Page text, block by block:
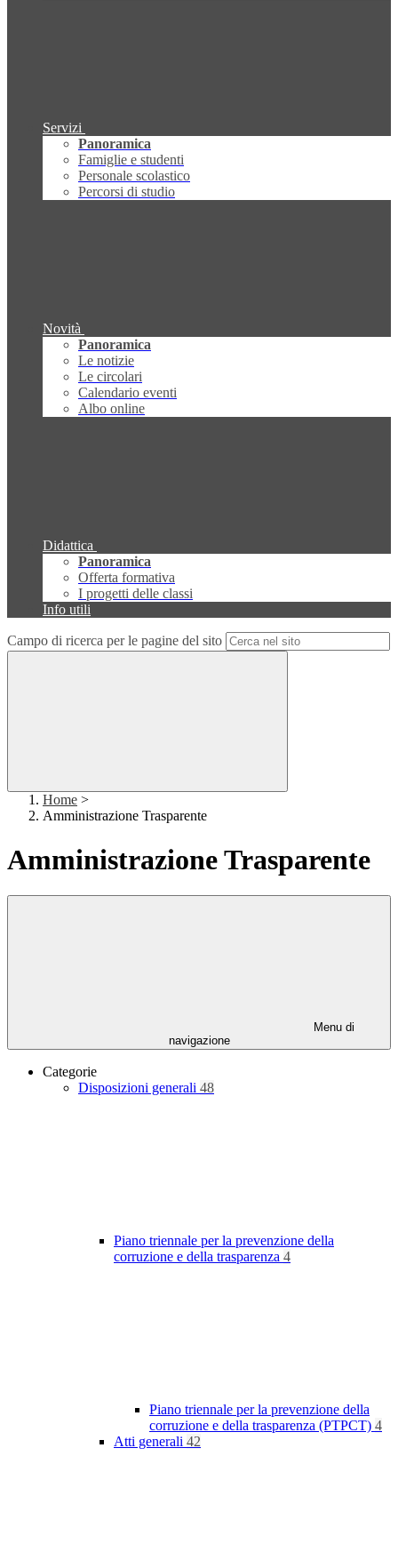
Servizi
Panoramica
Famiglie e studenti
Personale scolastico
Percorsi di studio
Novità
Panoramica
Le notizie
Le circolari
Calendario eventi
Albo online
Didattica
Panoramica
Offerta formativa
I progetti delle classi
Info utili
Campo di ricerca per le pagine del sito
Home >
Amministrazione Trasparente
Amministrazione Trasparente
Menu di
navigazione
Categorie
Disposizioni generali 48
Piano triennale per la prevenzione della
corruzione e della trasparenza 4
Piano triennale per la prevenzione della
corruzione e della trasparenza (PTPCT) 4
Atti generali 42